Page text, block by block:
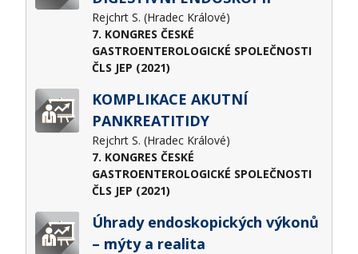
Rejchrt S. (Hradec Králové)
7. KONGRES ČESKÉ
GASTROENTEROLOGICKÉ SPOLEČNOSTI
ČLS JEP (2021)
KOMPLIKACE AKUTNÍ
PANKREATITIDY
Rejchrt S. (Hradec Králové)
7. KONGRES ČESKÉ
GASTROENTEROLOGICKÉ SPOLEČNOSTI
ČLS JEP (2021)
Úhrady endoskopických výkonů
– mýty a realita